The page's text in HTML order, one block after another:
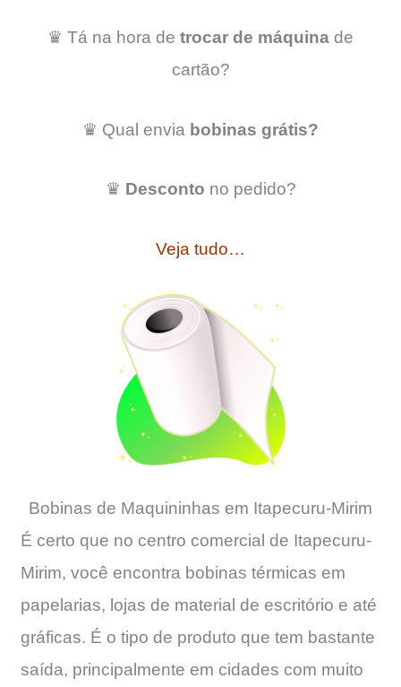
♛ Tá na hora de trocar de máquina de
cartão?
♛ Qual envia bobinas grátis?
♛ Desconto no pedido?
Veja tudo…
Bobinas de Maquininhas em Itapecuru-Mirim
É certo que no centro comercial de Itapecuru-
Mirim, você encontra bobinas térmicas em
papelarias, lojas de material de escritório e até
gráficas. É o tipo de produto que tem bastante
saída, principalmente em cidades com muito